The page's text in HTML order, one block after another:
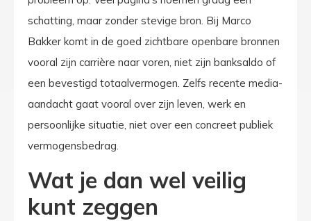
schatting, maar zonder stevige bron. Bij Marco
Bakker komt in de goed zichtbare openbare bronnen
vooral zijn carrière naar voren, niet zijn banksaldo of
een bevestigd totaalvermogen. Zelfs recente media-
aandacht gaat vooral over zijn leven, werk en
persoonlijke situatie, niet over een concreet publiek
vermogensbedrag.
Wat je dan wel veilig
kunt zeggen